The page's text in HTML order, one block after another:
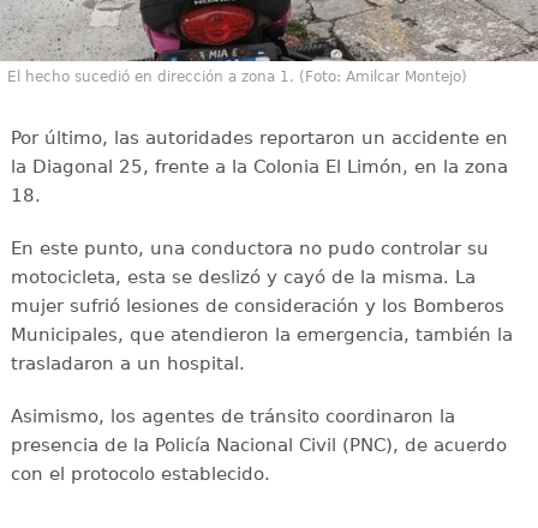
El hecho sucedió en dirección a zona 1. (Foto: Amilcar Montejo)
Por último, las autoridades reportaron un accidente en
la Diagonal 25, frente a la Colonia El Limón, en la zona
18.
En este punto, una conductora no pudo controlar su
motocicleta, esta se deslizó y cayó de la misma. La
mujer sufrió lesiones de consideración y los Bomberos
Municipales, que atendieron la emergencia, también la
trasladaron a un hospital.
Asimismo, los agentes de tránsito coordinaron la
presencia de la Policía Nacional Civil (PNC), de acuerdo
con el protocolo establecido.